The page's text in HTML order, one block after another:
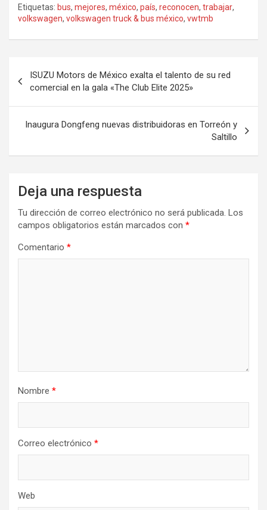
Etiquetas: bus, mejores, méxico, país, reconocen, trabajar,
volkswagen, volkswagen truck & bus méxico, vwtmb
de
entradas
ISUZU Motors de México exalta el talento de su red
comercial en la gala «The Club Elite 2025»
Inaugura Dongfeng nuevas distribuidoras en Torreón y
Saltillo
Deja una respuesta
Tu dirección de correo electrónico no será publicada. Los
campos obligatorios están marcados con *
Comentario *
Nombre *
Correo electrónico *
Web